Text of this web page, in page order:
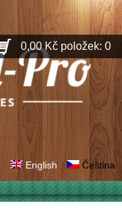
0,00 Kč položek: 0
English Čeština